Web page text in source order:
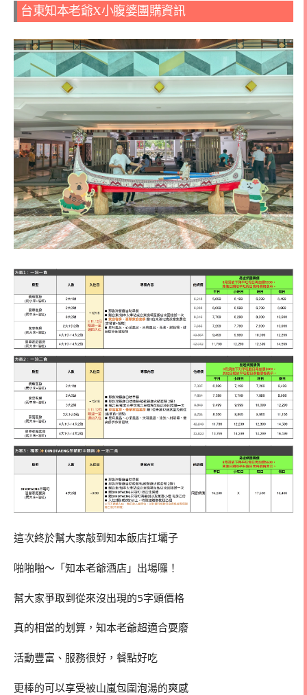
台東知本老爺X小腹婆團購資訊
這次終於幫大家敲到知本飯店扛壩子
啪啪啪～「知本老爺酒店」出場囉！
幫大家爭取到從來沒出現的5字頭價格
真的相當的划算，知本老爺超適合耍廢
活動豐富、服務很好，餐點好吃
更棒的可以享受被山嵐包圍泡湯的爽感